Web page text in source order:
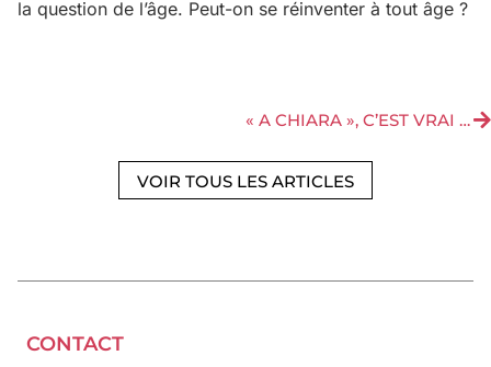
la question de l’âge. Peut-on se réinventer à tout âge ?
« A CHIARA », C’EST VRAI QUE LE SANG N’EST PAS DE L’EAU ?
VOIR TOUS LES ARTICLES
CONTACT